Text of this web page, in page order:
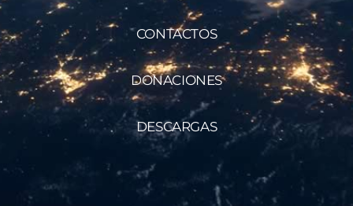
CONTACTOS
DONACIONES
DESCARGAS